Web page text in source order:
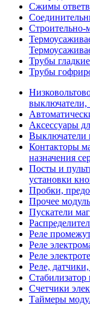
Сжимы
Трубы
Трубы
Аксессуары
Выключатели
Контакторы
назначения
Посты и
установки
Пробки,
Прочее
Пускатели
Реле
Реле
Реле
Реле,
Счетчики
Таймеры